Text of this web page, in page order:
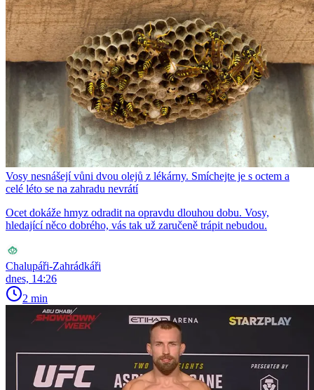
Vosy nesnášejí vůni dvou olejů z lékárny. Smíchejte je s octem a
celé léto se na zahradu nevrátí
Ocet dokáže hmyz odradit na opravdu dlouhou dobu. Vosy,
hledající něco dobrého, vás tak už zaručeně trápit nebudou.
Chalupáři-Zahrádkáři
dnes, 14:26
2 min